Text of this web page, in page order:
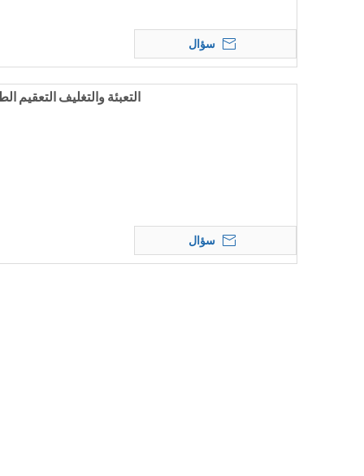
سؤال
التعبئة والتغليف التعقيم
سؤال